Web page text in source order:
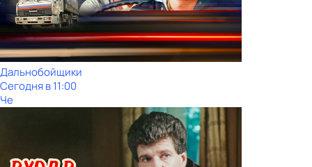
Дальнобойщики
Сегодня в 11:00
Че